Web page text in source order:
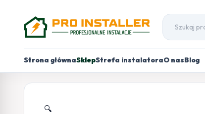
Strona głównaSklepStrefa instalatoraO nasBlog
🔍